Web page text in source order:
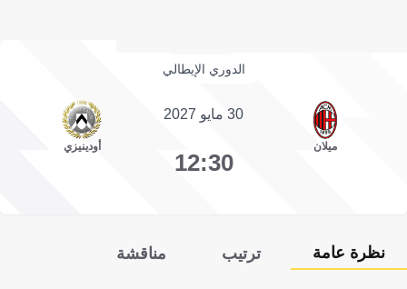
الدوري الإيطالي
ميلان
30 مايو 2027
12:30
أودينيزي
نظرة عامة ترتيب مناقشة